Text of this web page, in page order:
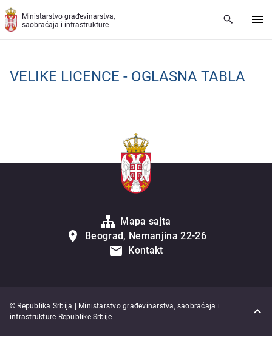
Preskoči na glavni deo sadržaja
Ministarstvo građevinarstva,
saobraćaja i infrastrukture
VЕLIKЕ LICЕNCЕ - OGLASNA TABLA
Mapa sajta
Beograd, Nemanjina 22-26
Kontakt
© Republika Srbija | Ministarstvo građevinarstva, saobraćaja i
infrastrukture Republike Srbije